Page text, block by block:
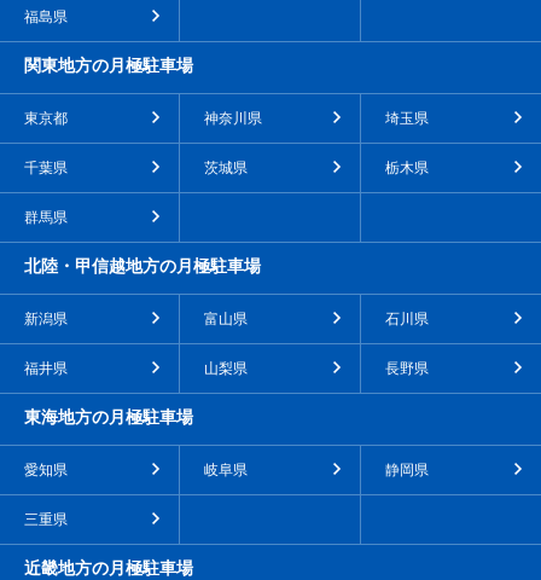
福島県
関東地方の月極駐車場
東京都 神奈川県 埼玉県
千葉県 茨城県 栃木県
群馬県
北陸・甲信越地方の月極駐車場
新潟県 富山県 石川県
福井県 山梨県 長野県
東海地方の月極駐車場
愛知県 岐阜県 静岡県
三重県
近畿地方の月極駐車場